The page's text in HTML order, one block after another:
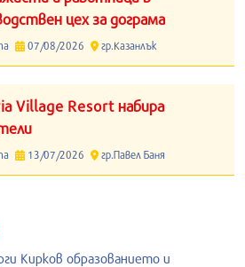
цех за дограма
07/08/2026 гр.Казанлък
Village Resort набира
13/07/2026 гр.Павел Баня
Кирков образованието и